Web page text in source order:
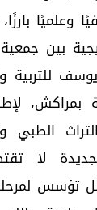
وعلميًا
بين
للتربية
بمراكش،
الطبي
لا
بل تؤسس